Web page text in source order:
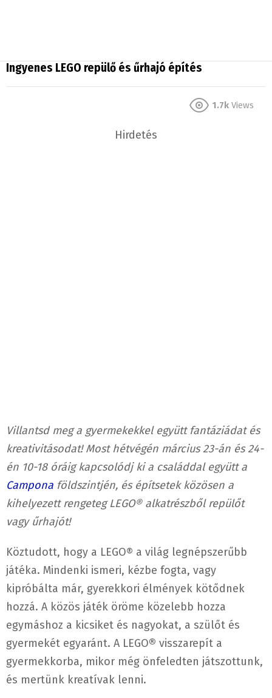
Ingyenes LEGO repülő és űrhajó építés
1.7k Views
Hirdetés
Villantsd meg a gyermekekkel együtt fantáziádat és
kreativitásodat! Most hétvégén március 23-án és 24-
én 10-18 óráig kapcsolódj ki a családdal együtt a
Campona földszintjén, és építsetek közösen a
kihelyezett rengeteg LEGO® alkatrészből repülőt
vagy űrhajót!
Köztudott, hogy a LEGO® a világ legnépszerűbb
játéka. Mindenki ismeri, kézbe fogta, vagy
kipróbálta már, gyerekkori élmények kötődnek
hozzá. A közös játék öröme közelebb hozza
egymáshoz a kicsiket és nagyokat, a szülőt és
gyermekét egyaránt. A LEGO® visszarepít a
gyermekkorba, mikor még önfeledten játszottunk,
és mertünk kreatívak lenni.